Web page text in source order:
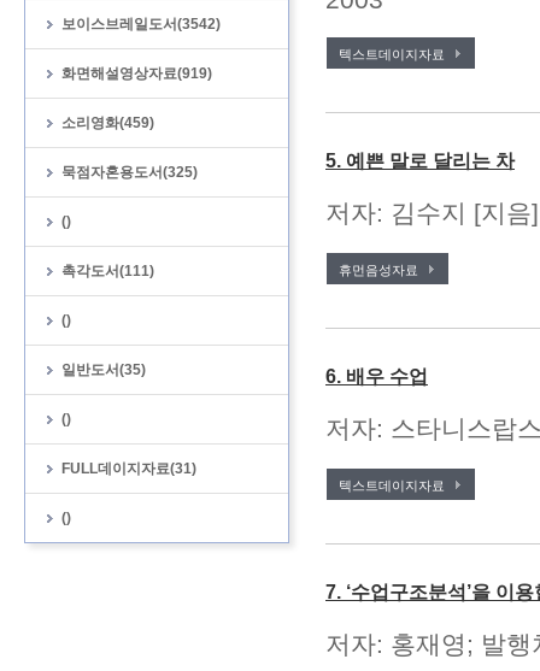
보이스브레일도서(3542)
화면해설영상자료(919)
소리영화(459)
묵점자혼용도서(325)
()
촉각도서(111)
()
일반도서(35)
()
FULL데이지자료(31)
()
텍스트데이지자료
5. 예쁜 말로 달리는 차
저자: 김수지 [지
휴먼음성자료
6. 배우 수업
저자: 스타니스랍
텍스트데이지자료
7. ‘수업구조분석’을 이
저자: 홍재영; 발